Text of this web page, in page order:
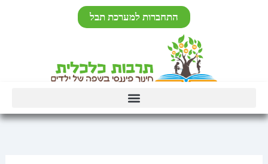
התחברות למערכת תבל